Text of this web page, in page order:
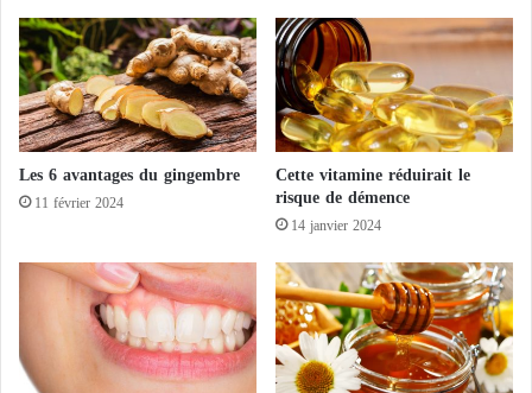
i
r
e
s
a
f
r
i
v
e
e
s
H
o
u
t
h
i
r
e
Les 6 avantages du gingembre
11 février 2024
Cette vitamine réduirait le
risque de démence
14 janvier 2024